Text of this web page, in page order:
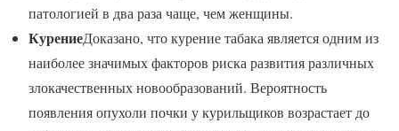
патологией в два раза чаще, чем женщины.
КурениеДоказано, что курение табака является одним из
наиболее значимых факторов риска развития различных
злокачественных новообразований. Вероятность
появления опухоли почки у курильщиков возрастает до